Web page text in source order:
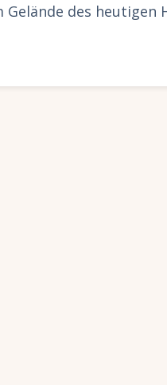
Gelände des heutigen